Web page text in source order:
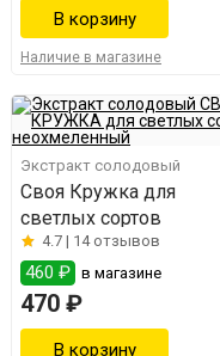
Наличие в магазине
Экстракт солодовый
Своя Кружка для
светлых сортов
4.7 | 14 отзывов
460 ₽ в магазине
470 ₽